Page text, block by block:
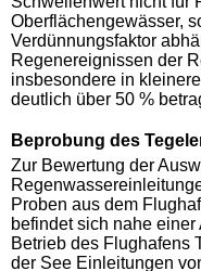
Oberflächengewässer,
Verdünnungsfaktor
Regenereignissen der
insbesondere in
deutlich über 50 %
Beprobung des
Zur Bewertung der
Proben aus dem
befindet sich nahe
Betrieb des Flughafens
der See Einleitungen